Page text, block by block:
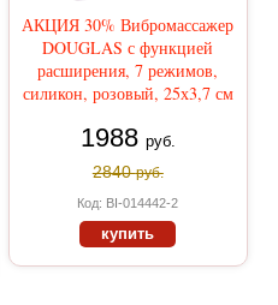
АКЦИЯ 30% Вибромассажер
DOUGLAS с функцией
расширения, 7 режимов,
силикон, розовый, 25х3,7 см
1988 руб.
2840руб.
Код: BI-014442-2
купить